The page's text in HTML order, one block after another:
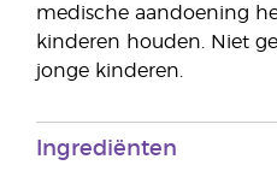
medische aandoening
kinderen houden. Niet
jonge kinderen.
Ingrediënten